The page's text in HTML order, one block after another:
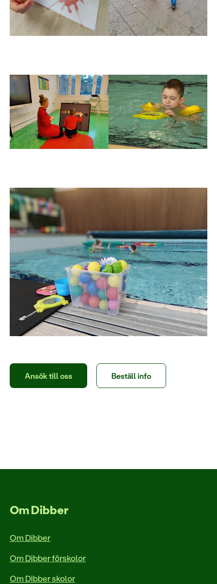
Ansök till oss Beställ info
Om Dibber
Om Dibber
Om Dibber förskolor
Om Dibber skolor